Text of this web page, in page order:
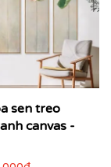
bảo tái tạo lại
đến cho
sen treo
canvas -